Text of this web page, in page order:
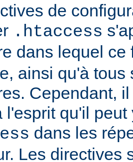
de
.htaccess
dans lequel
ainsi qu'à tous
Cependant,
l'esprit qu'il
dans les
Les directives